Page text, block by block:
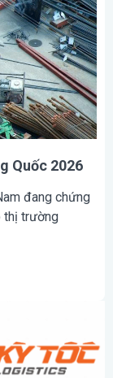
Quốc 2026
đang chứng
thị trường